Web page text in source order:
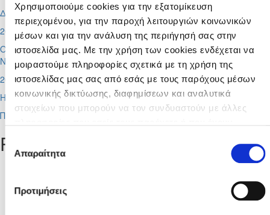
Χρησιμοποιούμε cookies για την εξατομίκευση
περιεχομένου, για την παροχή λειτουργιών κοινωνικών
μέσων και για την ανάλυση της περιήγησή σας στην
ιστοσελίδα μας. Με την χρήση των cookies ενδέχεται να
μοιραστούμε πληροφορίες σχετικά με τη χρήση της
ιστοσελίδας μας σας από εσάς με τους παρόχους μέσων
κοινωνικής δικτύωσης, διαφημίσεων και αναλυτικά
στοιχείων που μπορούν να τον συνδυαστούν με άλλες
Μπορείτε να μάθετε περισσότερα σχετικά με την χρήση
των Cookies διαβάζοντας την Πολιτική Cookies κάνοντας
Επιλογή
συγκατάθεσης
Απαραίτητα
Προτιμήσεις
Διαιτητές φιλικών αγώνων
2026-08-05
Οι προπονητές των Εθνικών Ομάδων Γυναικών, Futsal και
Νεανίδων Κ-19
2026-08-05
Η σύνθεση των Δικαστικών Σωμάτων της ΚΟΠ
Περισσότερα
Popular
Προκήρυξη Πρωταθλήματων Γυναικών 2026 -